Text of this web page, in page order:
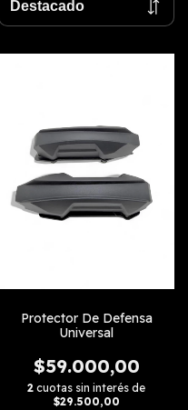
Protector De Defensa
Universal
$59.000,00
2 cuotas sin interés de
$29.500,00